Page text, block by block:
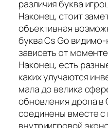
различия буква
Наконец, стоит
объективная
буква Cs Go
зависеть от
Наконец, есть
каких улучаются
мала до велика
обновления дропа в
соединены вместе с